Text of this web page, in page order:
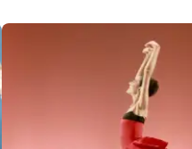
cine